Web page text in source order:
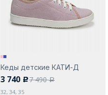
Кеды детские КАТИ-Д
3 740 c7 490a
32, 34, 35